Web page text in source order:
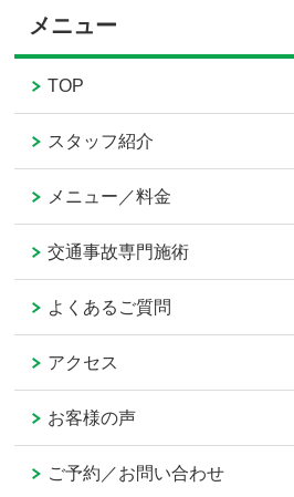
メニュー
TOP
スタッフ紹介
メニュー／料金
交通事故専門施術
よくあるご質問
アクセス
お客様の声
ご予約／お問い合わせ